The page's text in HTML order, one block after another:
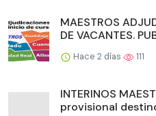
MAESTROS
DE VACANTES.
Hace 2 días 111
INTERINOS
provisional